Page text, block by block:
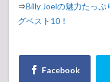
⇒Billy Joelの魅力たっ
グベスト10！